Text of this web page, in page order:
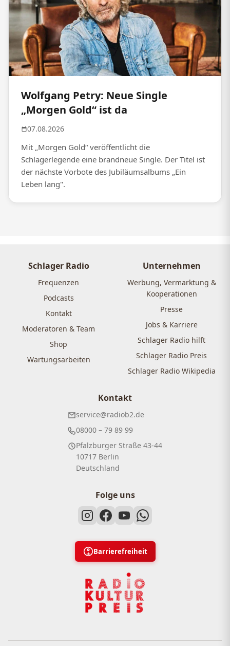
Wolfgang Petry: Neue Single
„Morgen Gold“ ist da
07.08.2026
Mit „Morgen Gold“ veröffentlicht die
Schlagerlegende eine brandneue Single. Der Titel ist
der nächste Vorbote des Jubiläumsalbums „Ein
Leben lang".
Schlager Radio
Frequenzen
Podcasts
Kontakt
Moderatoren & Team
Shop
Wartungsarbeiten
Unternehmen
Werbung, Vermarktung &
Kooperationen
Presse
Jobs & Karriere
Schlager Radio hilft
Schlager Radio Preis
Schlager Radio Wikipedia
Kontakt
service@radiob2.de
08000 – 79 89 99
Pfalzburger Straße 43-44
10717 Berlin
Deutschland
Folge uns
Barrierefreiheit